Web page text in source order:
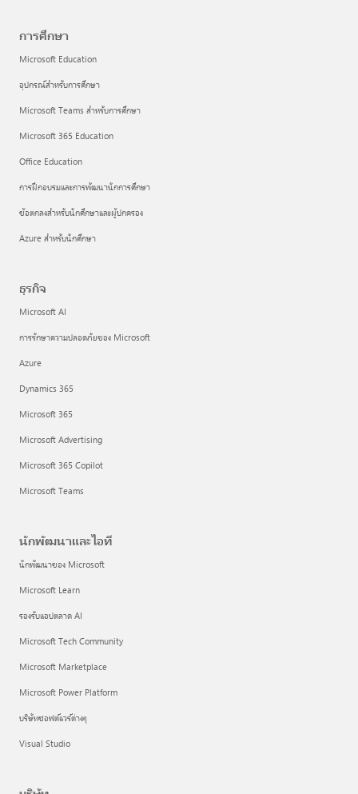
การศึกษา
Microsoft Education
อุปกรณ์สำหรับการศึกษา
Microsoft Teams สำหรับการศึกษา
Microsoft 365 Education
Office Education
การฝึกอบรมและการพัฒนานักการศึกษา
ข้อตกลงสำหรับนักศึกษาและผู้ปกครอง
Azure สำหรับนักศึกษา
ธุรกิจ
Microsoft AI
การรักษาความปลอดภัยของ Microsoft
Azure
Dynamics 365
Microsoft 365
Microsoft Advertising
Microsoft 365 Copilot
Microsoft Teams
นักพัฒนาและไอที
นักพัฒนาของ Microsoft
Microsoft Learn
รองรับแอปตลาด AI
Microsoft Tech Community
Microsoft Marketplace
Microsoft Power Platform
บริษัทซอฟต์แวร์ต่างๆ
Visual Studio